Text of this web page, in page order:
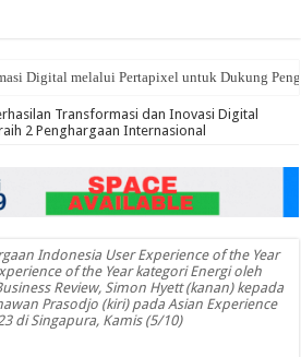
Digital melalui Pertapixel untuk Dukung
Transformasi dan Inovasi Digital
2 Penghargaan Internasional
Indonesia User Experience of the Year
of the Year kategori Energi oleh
Review, Simon Hyett (kanan) kepada
Prasodjo (kiri) pada Asian Experience
di Singapura, Kamis (5/10)